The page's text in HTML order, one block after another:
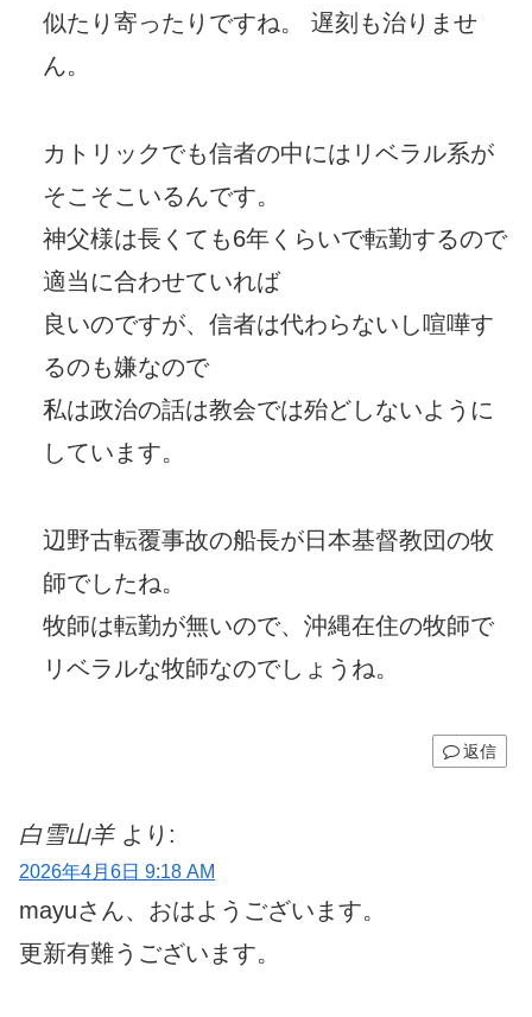
似たり寄ったりですね。 遅刻も治りませ
ん。
カトリックでも信者の中にはリベラル系が
そこそこいるんです。
神父様は長くても6年くらいで転勤するので
適当に合わせていれば
良いのですが、信者は代わらないし喧嘩す
るのも嫌なので
私は政治の話は教会では殆どしないように
しています。
辺野古転覆事故の船長が日本基督教団の牧
師でしたね。
牧師は転勤が無いので、沖縄在住の牧師で
リベラルな牧師なのでしょうね。
返信
白雪山羊 より:
2026年4月6日 9:18 AM
mayuさん、おはようございます。
更新有難うございます。